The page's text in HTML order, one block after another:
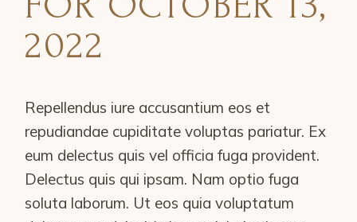
2022
Repellendus iure accusantium eos et
repudiandae cupiditate voluptas pariatur. Ex
eum delectus quis vel officia fuga provident.
Delectus quis qui ipsam. Nam optio fuga
soluta laborum. Ut eos quia voluptatum